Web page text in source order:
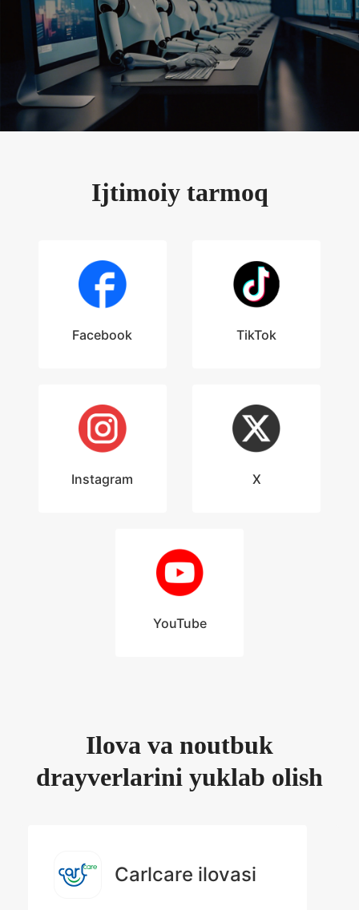
Ijtimoiy tarmoq
Facebook TikTok
Instagram X
YouTube
Ilova va noutbuk
drayverlarini yuklab olish
Carlcare ilovasi